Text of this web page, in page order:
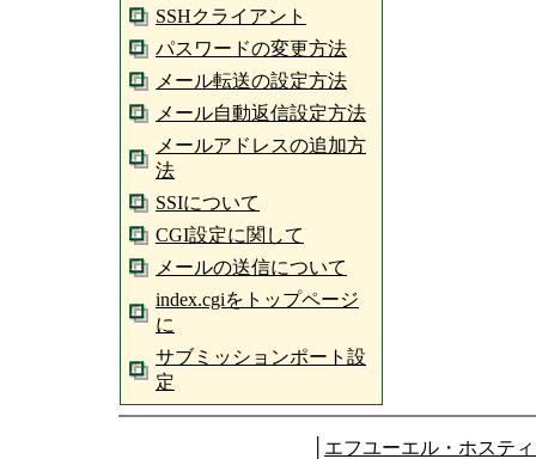
SSHクライアント
パスワードの変更方法
メール転送の設定方法
メール自動返信設定方法
メールアドレスの追加方
法
SSIについて
CGI設定に関して
メールの送信について
index.cgiをトップページ
に
サブミッションポート設
定
エフユーエル・ホステ